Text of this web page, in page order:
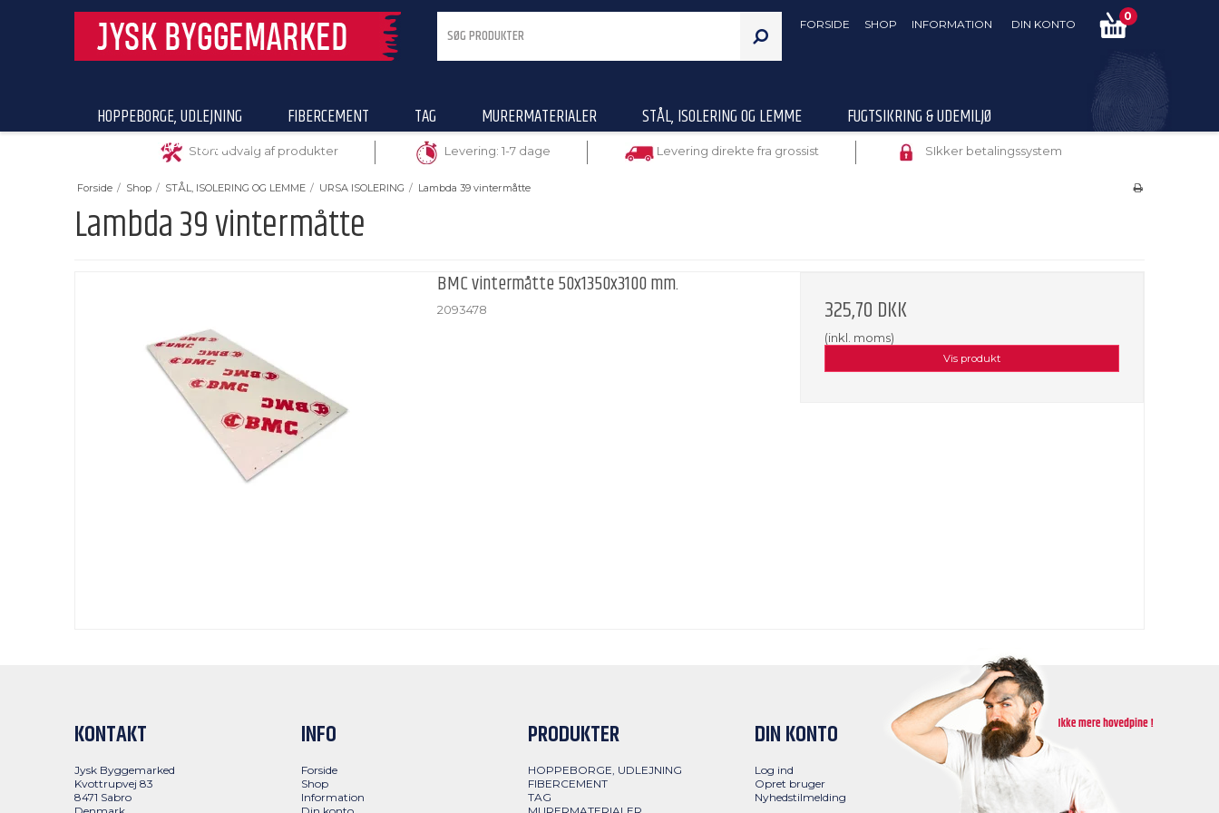
FORSIDE SHOP INFORMATION DIN KONTO
0
HOPPEBORGE, UDLEJNING FIBERCEMENT TAG MURERMATERIALER STÅL, ISOLERING OG LEMME
FUGTSIKRING & UDEMILJØ
BYGNINGSPAP & TRÆBETONStort udvalg af produkter Levering: 1-7 dage Levering direkte fra grossist SIkker betalingssystem
Forside / Shop / STÅL, ISOLERING OG LEMME / URSA ISOLERING / Lambda 39 vintermåtte
Lambda 39 vintermåtte
BMC vintermåtte 50x1350x3100 mm.
2093478 325,70 DKK
(inkl. moms)
Vis produkt
KONTAKT
Jysk Byggemarked
Kvottrupvej 83
8471 Sabro
INFO
Forside
Shop
Information
PRODUKTER
HOPPEBORGE, UDLEJNING
FIBERCEMENT
TAG
DIN KONTO
Log ind
Opret bruger
Nyhedstilmelding